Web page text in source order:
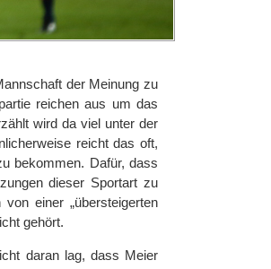
der Meinung zu
reichen aus um das
wird da viel unter der
reicht das oft,
bekommen. Dafür, dass
dieser Sportart zu
einer „übersteigerten
gehört.
daran lag, dass Meier